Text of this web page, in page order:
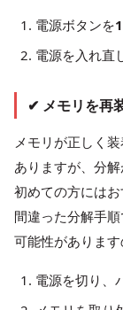
電源ボタンを
電源を入れ直
✔ メモリを再
メモリが正しく
ありますが、分
初めての方にはお
間違った分解手
可能性があります
電源を切り、